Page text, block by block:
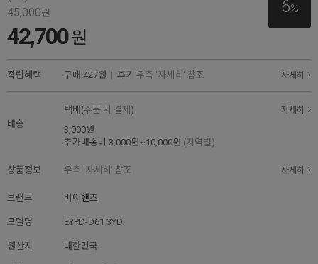
6%
45,000원
42,700원
적립혜택 구매 427원 | 후기 우측 '자세히' 참조 자세히
배송
택배(주문 시 결제 ) 자세히
3,000원
추가배송비 3,000원~10,000원 (지역별)
상품정보 우측 '자세히' 참조 자세히
브랜드 바이핸즈
모델명 EYPD-D61 3YD
원산지 대한민국